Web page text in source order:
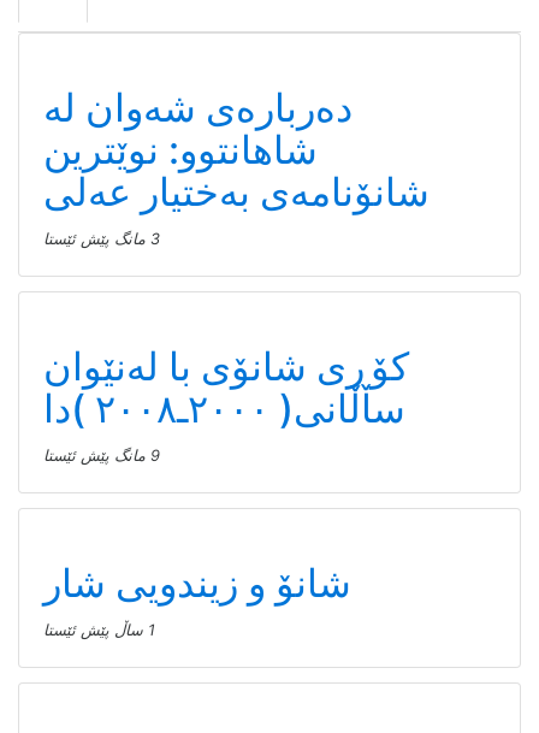
دەربارەی شەوان لە
شاهانتوو: نوێترین
شانۆنامەی بەختیار عەلی
3 مانگ پێش ئێستا
کۆڕی شانۆی با لەنێوان
ساڵانی( ٢٠٠٠ـ٢٠٠٨ )دا
9 مانگ پێش ئێستا
شانۆ و زیندویی شار
1 ساڵ پێش ئێستا